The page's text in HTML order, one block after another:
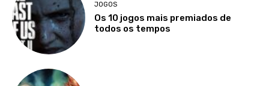
JOGOS
Os 10 jogos mais premiados de
todos os tempos